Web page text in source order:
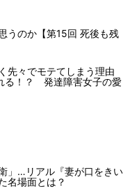
うのか【第15回 死後も残
先々でモテてしまう理由
る！？ 発達障害女子の愛
」…リアル『妻が口をきい
名場面とは？